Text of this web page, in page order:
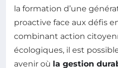
la formation d’une
proactive face aux défis
combinant action
écologiques, il est
avenir où la gestion